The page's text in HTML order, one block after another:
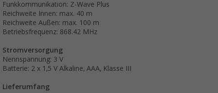
Funkkommunikation: Z-Wave Plus
Reichweite Innen: max. 40 m
Reichweite Außen: max. 100 m
Betriebsfrequenz: 868.42 MHz
Stromversorgung
Nennspannung: 3 V
Batterie: 2 x 1,5 V Alkaline, AAA, Klasse III
Lieferumfang